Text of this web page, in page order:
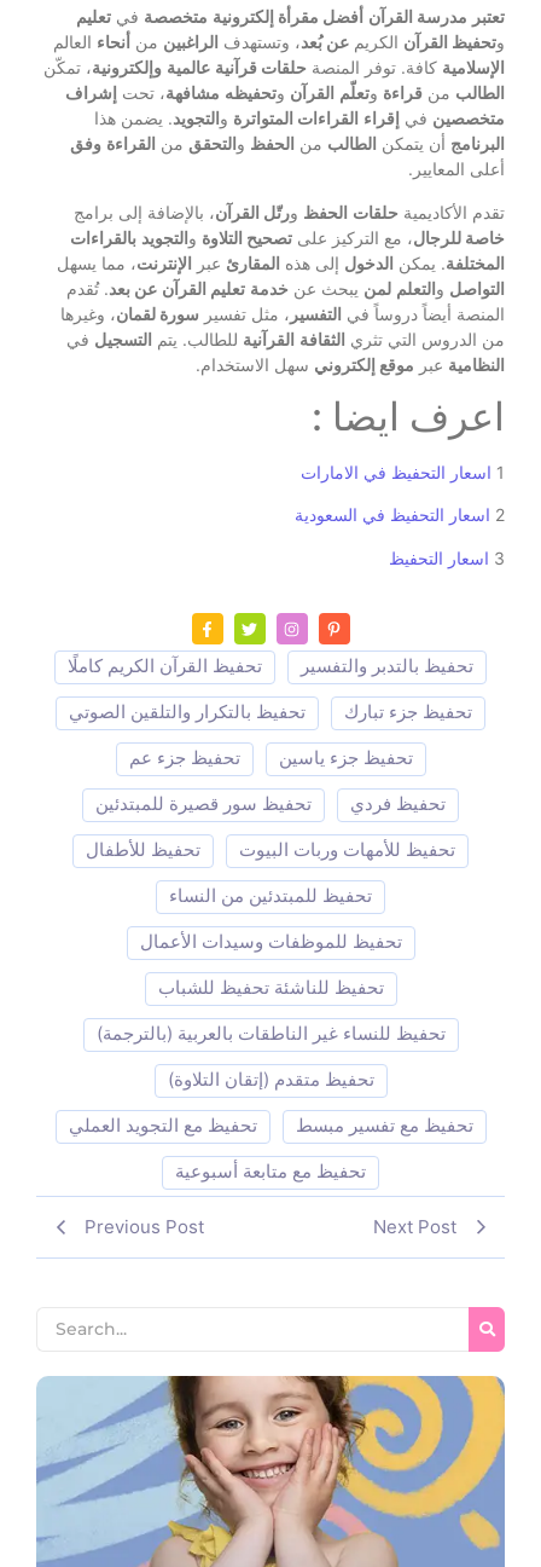
تعتبر مدرسة القرآن أفضل مقرأة إلكترونية متخصصة في تعليم
وتحفيظ القرآن الكريم عن بُعد، وتستهدف الراغبين من أنحاء العالم
الإسلامية كافة. توفر المنصة حلقات قرآنية عالمية وإلكترونية، تمكّن
الطالب من قراءة وتعلّم القرآن وتحفيظه مشافهة، تحت إشراف
متخصصين في إقراء القراءات المتواترة والتجويد. يضمن هذا
البرنامج أن يتمكن الطالب من الحفظ والتحقق من القراءة وفق
أعلى المعايير.
تقدم الأكاديمية حلقات الحفظ ورتّل القرآن، بالإضافة إلى برامج
خاصة للرجال، مع التركيز على تصحيح التلاوة والتجويد بالقراءات
المختلفة. يمكن الدخول إلى هذه المقارئ عبر الإنترنت، مما يسهل
التواصل والتعلم لمن يبحث عن خدمة تعليم القرآن عن بعد. تُقدم
المنصة أيضاً دروساً في التفسير ، مثل تفسير سورة لقمان، وغيرها
من الدروس التي تثري الثقافة القرآنية للطالب. يتم التسجيل في
النظامية عبر موقع إلكتروني سهل الاستخدام.
اعرف ايضا :
1 اسعار التحفيظ في الامارات
2 اسعار التحفيظ في السعودية
3 اسعار التحفيظ
تحفيظ القرآن الكريم كاملًا
تحفيظ بالتدبر والتفسير
تحفيظ بالتكرار والتلقين الصوتي
تحفيظ جزء تبارك
تحفيظ جزء عم
تحفيظ جزء ياسين
تحفيظ سور قصيرة للمبتدئين
تحفيظ فردي
تحفيظ للأطفال
تحفيظ للأمهات وربات البيوت
تحفيظ للمبتدئين من النساء
تحفيظ للموظفات وسيدات الأعمال
تحفيظ للناشئة تحفيظ للشباب
تحفيظ للنساء غير الناطقات بالعربية (بالترجمة)
تحفيظ متقدم (إتقان التلاوة)
تحفيظ مع التجويد العملي
تحفيظ مع تفسير مبسط
تحفيظ مع متابعة أسبوعية
Previous Post Next Post